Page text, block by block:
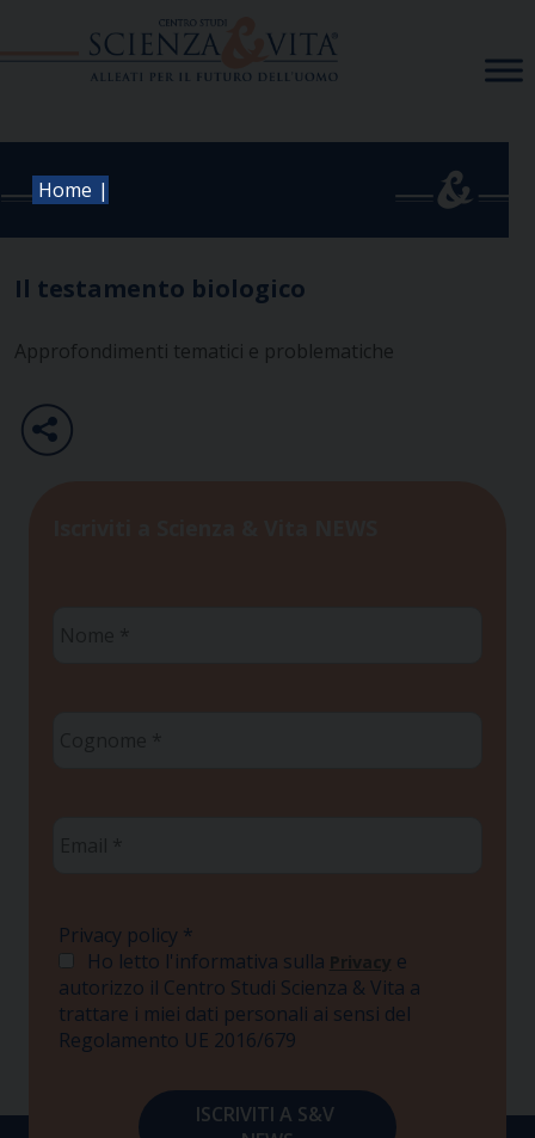
Home |
Il testamento biologico
Approfondimenti tematici e problematiche
Privacy policy *
Ho letto l'informativa sulla Privacy e
autorizzo il Centro Studi Scienza & Vita a
trattare i miei dati personali ai sensi del
Regolamento UE 2016/679